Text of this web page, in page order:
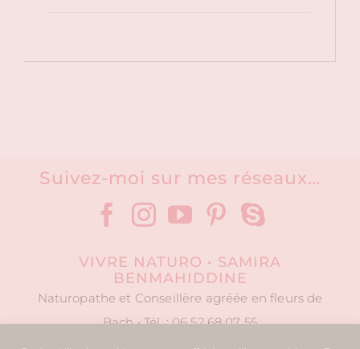
Suivez-moi sur mes réseaux…
VIVRE NATURO • SAMIRA
BENMAHIDDINE
Naturopathe et Conseillère agréée en fleurs de
Bach • Tél. : 06 52 68 07 55